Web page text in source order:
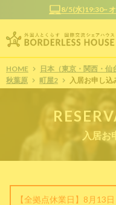
オンラインで簡単
HOME 日本（東京・関西・
秋葉原
町屋2 入居お申し込
入居お
【全拠点休業日】8月13